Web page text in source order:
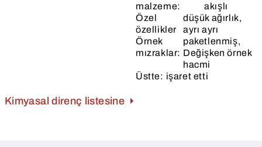
malzeme:
akışlı
Özel
özellikler
Örnek
mızraklar:
düşük ağırlık,
ayrı ayrı
paketlenmiş,
Değişken örnek
hacmi
Üstte: işaret etti
Kimyasal direnç listesine